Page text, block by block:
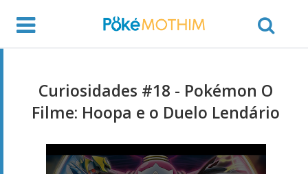
Curiosidades #18 - Pokémon O
Filme: Hoopa e o Duelo Lendário